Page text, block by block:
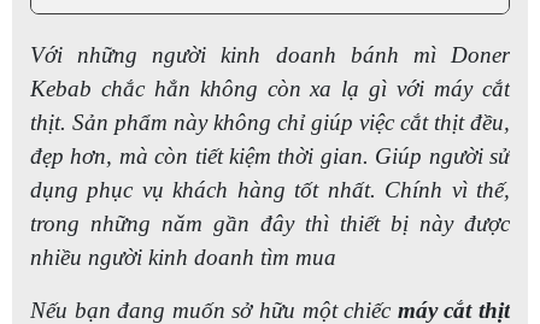
Với những người kinh doanh bánh mì Doner
Kebab chắc hẳn không còn xa lạ gì với máy cắt
thịt. Sản phẩm này không chỉ giúp việc cắt thịt đều,
đẹp hơn, mà còn tiết kiệm thời gian. Giúp người sử
dụng phục vụ khách hàng tốt nhất. Chính vì thế,
trong những năm gần đây thì thiết bị này được
nhiều người kinh doanh tìm mua
Nếu bạn đang muốn sở hữu một chiếc máy cắt thịt